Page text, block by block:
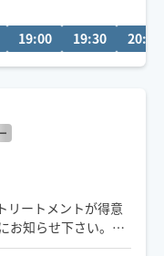
19:00 19:30 20:00
リートメントが得意
お知らせ下さい。※
ださい🙇‍♀️